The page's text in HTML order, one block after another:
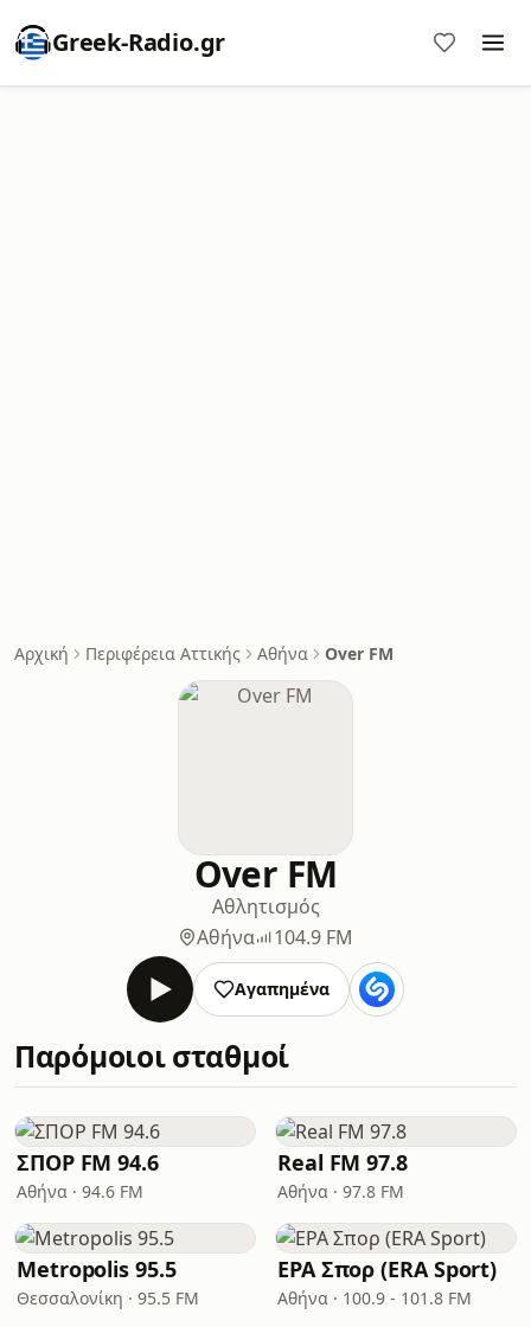
Greek-Radio.gr
Αρχική Περιφέρεια Αττικής Αθήνα Over FM
Over FM
Αθλητισμός
Αθήνα
104.9 FM
Αγαπημένα
Παρόμοιοι σταθμοί
ΣΠΟΡ FM 94.6
Αθήνα · 94.6 FM
Real FM 97.8
Αθήνα · 97.8 FM
Metropolis 95.5
Θεσσαλονίκη · 95.5 FM
ΕΡΑ Σπορ (ERA Sport)
Αθήνα · 100.9 - 101.8 FM